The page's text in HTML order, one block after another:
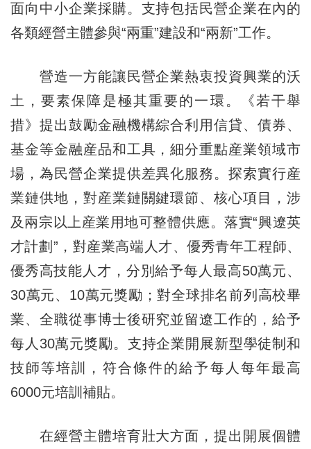
面向中小企業採購。支持包括民營企業在內的
各類經營主體參與“兩重”建設和“兩新”工作。
營造一方能讓民營企業熱衷投資興業的沃
土，要素保障是極其重要的一環。《若干舉
措》提出鼓勵金融機構綜合利用信貸、債券、
基金等金融産品和工具，細分重點産業領域市
場，為民營企業提供差異化服務。探索實行産
業鏈供地，對産業鏈關鍵環節、核心項目，涉
及兩宗以上産業用地可整體供應。落實“興遼英
才計劃”，對産業高端人才、優秀青年工程師、
優秀高技能人才，分別給予每人最高50萬元、
30萬元、10萬元獎勵；對全球排名前列高校畢
業、全職從事博士後研究並留遼工作的，給予
每人30萬元獎勵。支持企業開展新型學徒制和
技師等培訓，符合條件的給予每人每年最高
6000元培訓補貼。
在經營主體培育壯大方面，提出開展個體